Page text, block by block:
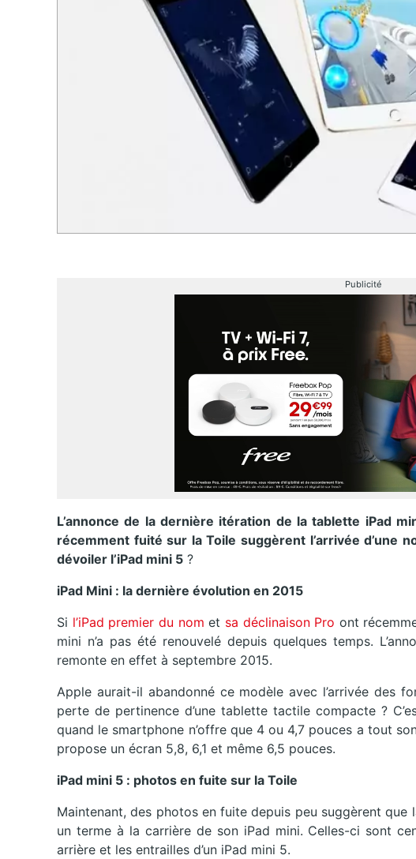
Publicité
L’annonce de la dernière itération de la tablette iPad
récemment fuité sur la Toile suggèrent l’arrivée d’une
dévoiler l’iPad mini 5 ?
iPad Mini : la dernière évolution en 2015
Si l’iPad premier du nom et sa déclinaison Pro ont
mini n’a pas été renouvelé depuis quelques temps.
remonte en effet à septembre 2015.
Apple aurait-il abandonné ce modèle avec l’arrivée des
perte de pertinence d’une tablette tactile compacte ?
quand le smartphone n’offre que 4 ou 4,7 pouces a tout
propose un écran 5,8, 6,1 et même 6,5 pouces.
iPad mini 5 : photos en fuite sur la Toile
Maintenant, des photos en fuite depuis peu suggèrent
un terme à la carrière de son iPad mini. Celles-ci sont
arrière et les entrailles d’un iPad mini 5.